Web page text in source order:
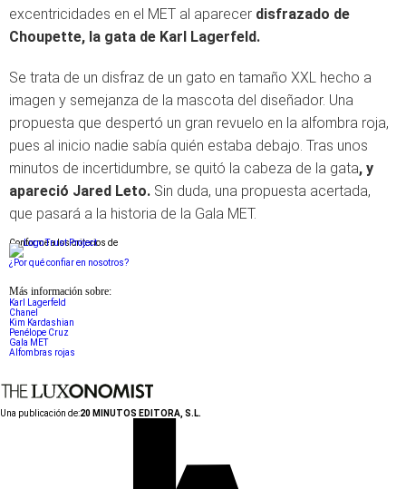
excentricidades en el MET al aparecer disfrazado de
Choupette, la gata de Karl Lagerfeld.
Se trata de un disfraz de un gato en tamaño XXL hecho a
imagen y semejanza de la mascota del diseñador. Una
propuesta que despertó un gran revuelo en la alfombra roja,
pues al inicio nadie sabía quién estaba debajo. Tras unos
minutos de incertidumbre, se quitó la cabeza de la gata, y
apareció Jared Leto. Sin duda, una propuesta acertada,
que pasará a la historia de la Gala MET.
Conforme a los criterios de
¿Por qué confiar en nosotros?
Más información sobre:
Karl Lagerfeld
Chanel
Kim Kardashian
Penélope Cruz
Gala MET
Alfombras rojas
Una publicación de:20 MINUTOS EDITORA, S.L.